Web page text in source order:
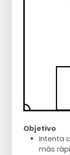
Objetivo
Intenta
más